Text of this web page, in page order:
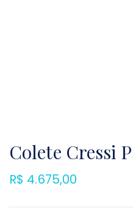
Colete Cressi
R$ 4.675,00